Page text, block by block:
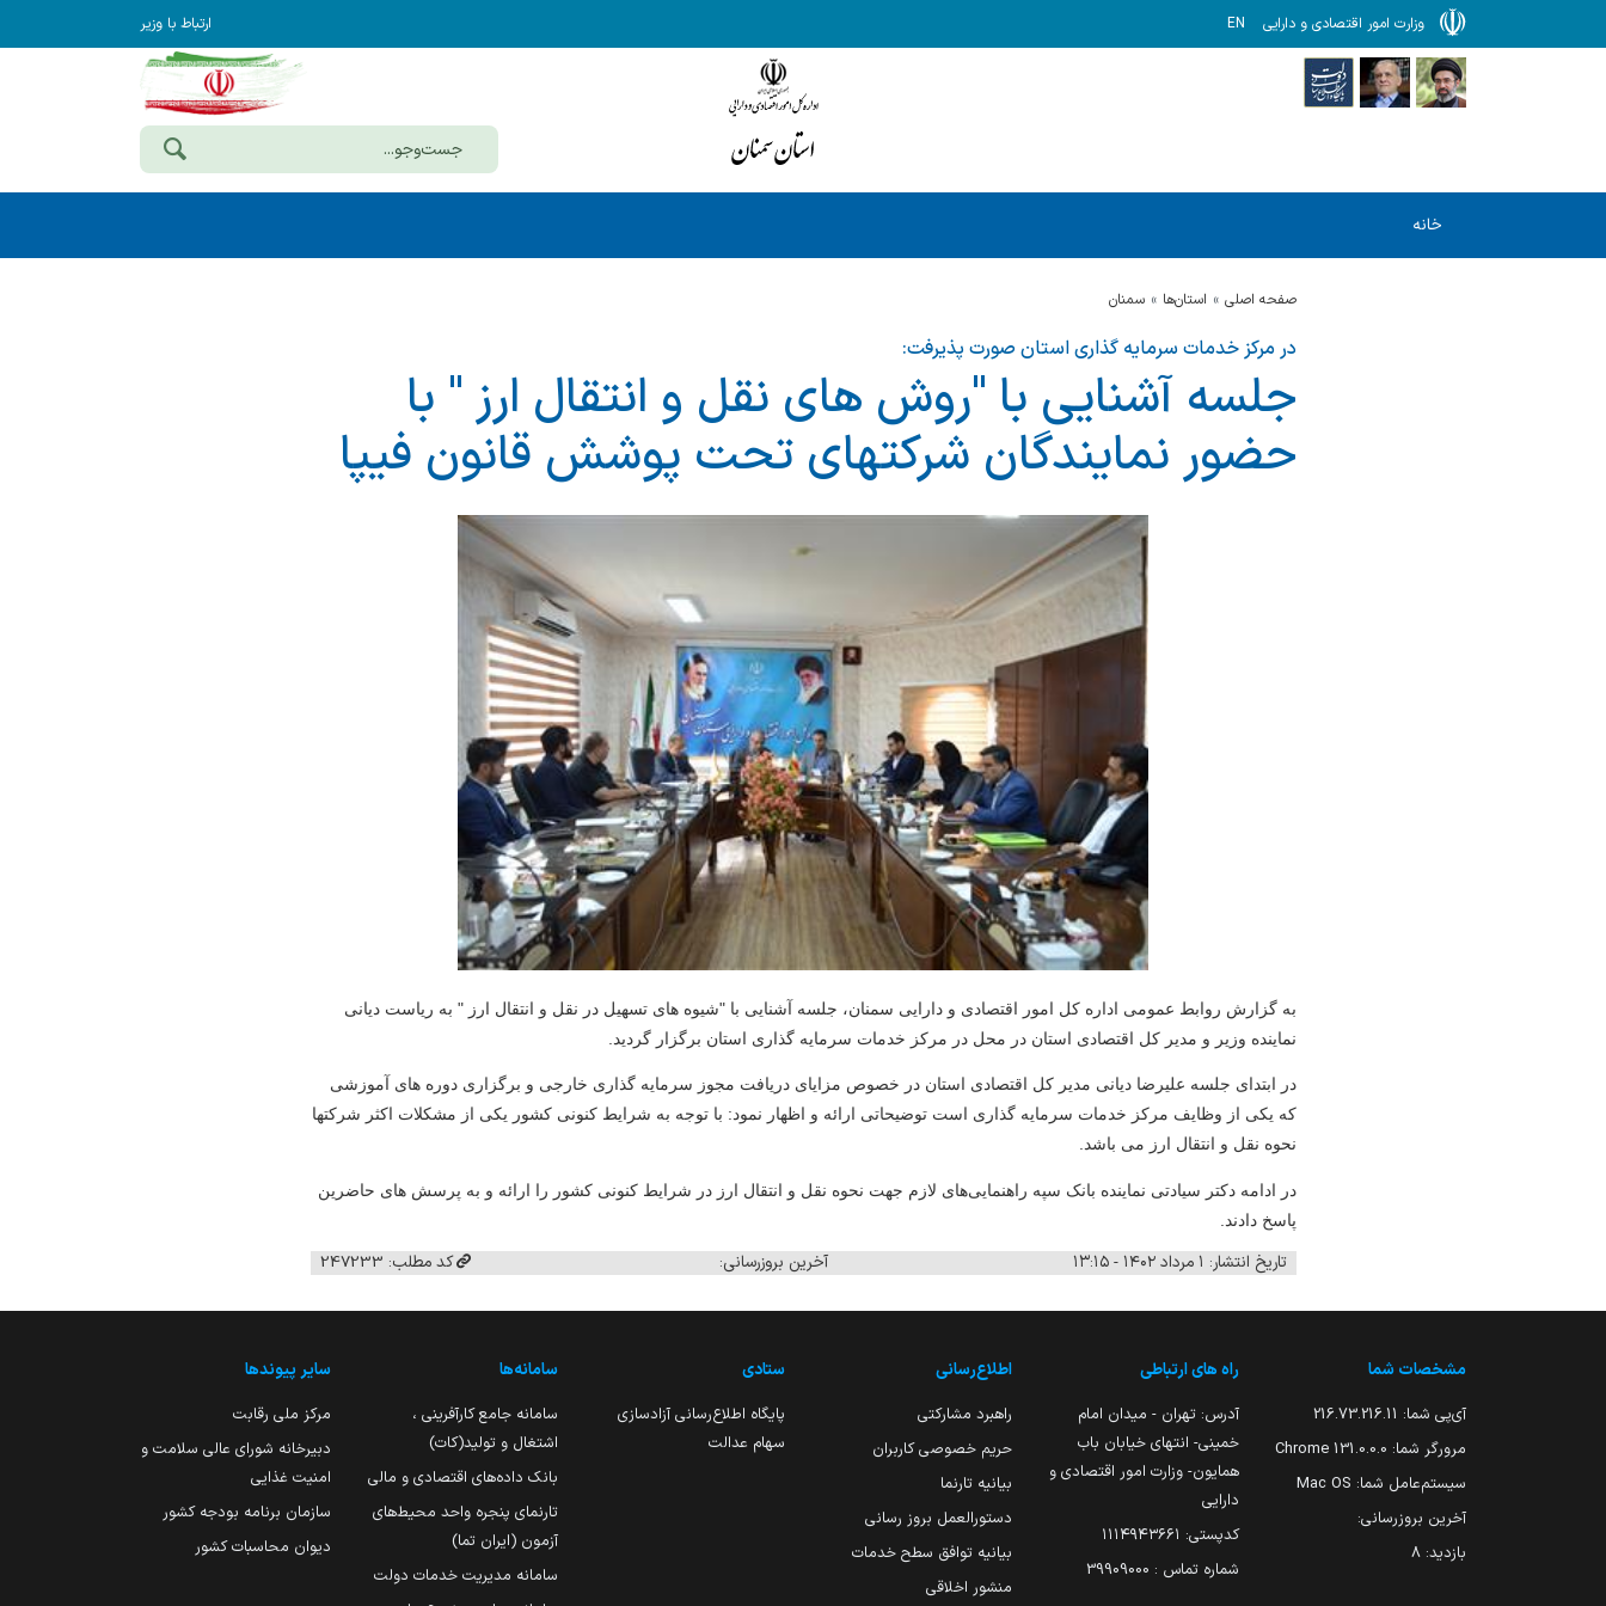
وزارت امور اقتصادی و دارایی EN ارتباط با وزیر
خانه
صفحه اصلی استان‌ها سمنان
در مرکز خدمات سرمایه گذاری استان صورت پذیرفت:
جلسه آشنایی با "روش های نقل و انتقال ارز " با
حضور نمایندگان شركتهای تحت پوشش قانون فیپا
به گزارش روابط عمومی اداره کل امور اقتصادی و دارایی سمنان، جلسه آشنایی با "شیوه های تسهیل در نقل و انتقال ارز " به ریاست دیانی
نماینده وزیر و مدیر کل اقتصادی استان در محل در مرکز خدمات سرمایه گذاری استان برگزار گردید.
در ابتدای جلسه علیرضا دیانی مدیر کل اقتصادی استان در خصوص مزایای دریافت مجوز سرمایه گذاری خارجی و برگزاری دوره های آموزشی
که یکی از وظایف مرکز خدمات سرمایه گذاری است توضیحاتی ارائه و اظهار نمود: با توجه به شرایط کنونی کشور یکی از مشکلات اکثر شرکتها
نحوه نقل و انتقال ارز می باشد.
در ادامه دکتر سیادتی نماینده بانک سپه راهنمایی‌های لازم جهت نحوه نقل و انتقال ارز در شرایط کنونی کشور را ارائه و به پرسش های حاضرین
پاسخ دادند
تاریخ انتشار: ۱ مرداد ۱۴۰۲ - ۱۳:۱۵ آخرین بروزرسانی: کد مطلب: 247233
مشخصات شما
آی‌پی شما: 216.73.216.11
مرورگر شما: 131.0.0.0 Chrome
سیستم‌عامل شما: Mac OS
آخرین بروزرسانی:
بازدید: 8
راه های ارتباطی
آدرس: تهران - میدان امام
خمینی- انتهای خیابان باب
همایون- وزارت امور اقتصادی و
دارایی
کدپستی: ۱۱۱۴۹۴۳۶۶۱
شماره تماس : 39909000
اطلاع‌رسانی
راهبرد مشارکتی
حریم خصوصی کاربران
بیانیه تارنما
دستورالعمل بروز رسانی
بیانیه توافق سطح خدمات
منشور اخلاقی
ستادی
پایگاه اطلاع‌رسانی آزادسازی
سهام عدالت
سامانه‌ها
سامانه جامع کارآفرینی ،
اشتغال و تولید(کات)
بانک داده‌های اقتصادی و مالی
تارنمای پنجره واحد محیط‌های
آزمون (ایران تما)
سامانه مدیریت خدمات دولت
سایر پیوندها
مرکز ملی رقابت
دبیرخانه شورای عالی سلامت و
امنیت غذایی
سازمان برنامه بودجه کشور
دیوان محاسبات کشور